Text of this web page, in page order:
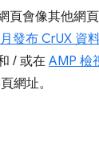
頁會像其他網
發布 CrUX 資
/ 或在AMP 檢
網址。